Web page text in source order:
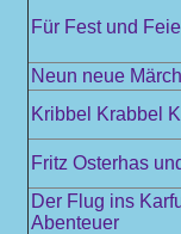
Für Fest und
Neun neue
Kribbel Krabbel
Fritz Osterhas
Der Flug ins
Abenteuer